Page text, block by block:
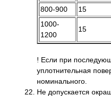
800-900
15
1000-
1200
15
! Если при
уплотнительная
номинального.
Не допускается